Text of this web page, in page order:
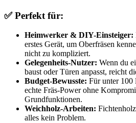
✅ Perfekt für:
Heimwerker & DIY-Einsteiger:
erstes Gerät, um Oberfräsen
nicht zu kompliziert.
Gelegenheits-Nutzer: Wenn du
baust oder Türen anpasst, reicht
Budget-Bewusste: Für unter 100
echte Fräs-Power ohne
Grundfunktionen.
Weichholz-Arbeiten:
alles kein Problem.